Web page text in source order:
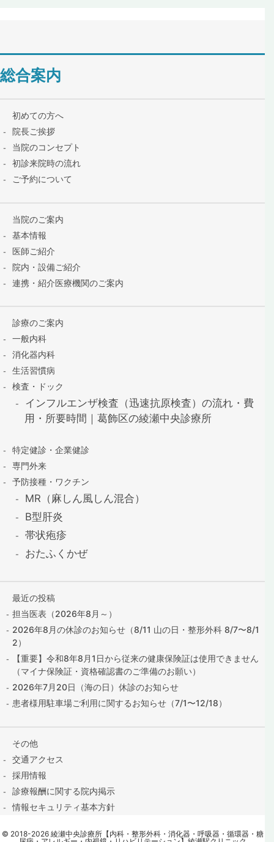
総合案内
初めての方へ
院長ご挨拶
当院のコンセプト
初診来院時の流れ
ご予約について
当院のご案内
基本情報
医師ご紹介
院内・設備ご紹介
連携・紹介医療機関のご案内
診療のご案内
一般内科
消化器内科
生活習慣病
検査・ドック
インフルエンザ検査（迅速抗原検査）の流れ・費
用・所要時間｜葛飾区の綾瀬中央診療所
特定健診・企業健診
専門外来
予防接種・ワクチン
MR（麻しん風しん混合）
B型肝炎
帯状疱疹
おたふくかぜ
最近の投稿
担当医表（2026年8月～）
2026年8月の休診のお知らせ（8/11 山の日・整形外科 8/7〜8/1
2）
【重要】令和8年8月1日から従来の健康保険証は使用できません
（マイナ保険証・資格確認書のご準備のお願い）
2026年7月20日（海の日）休診のお知らせ
患者様用駐車場ご利用に関するお知らせ（7/1〜12/18）
その他
交通アクセス
採用情報
診療報酬に関する院内掲示
情報セキュリティ基本方針
contact@ayase-med.com
© 2018-2026 綾瀬中央診療所【内科・整形外科・消化器・呼吸器・循環器・糖